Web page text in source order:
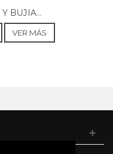
BUJIA...
VER MÁS